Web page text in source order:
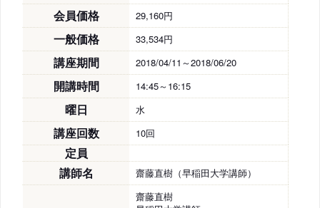
会員価格 29,160円
一般価格 33,534円
講座期間 2018/04/11～2018/06/20
開講時間 14:45～16:15
曜日 水
講座回数 10回
定員
講師名
齋藤直樹（早稲田大学講師）
齋藤直樹